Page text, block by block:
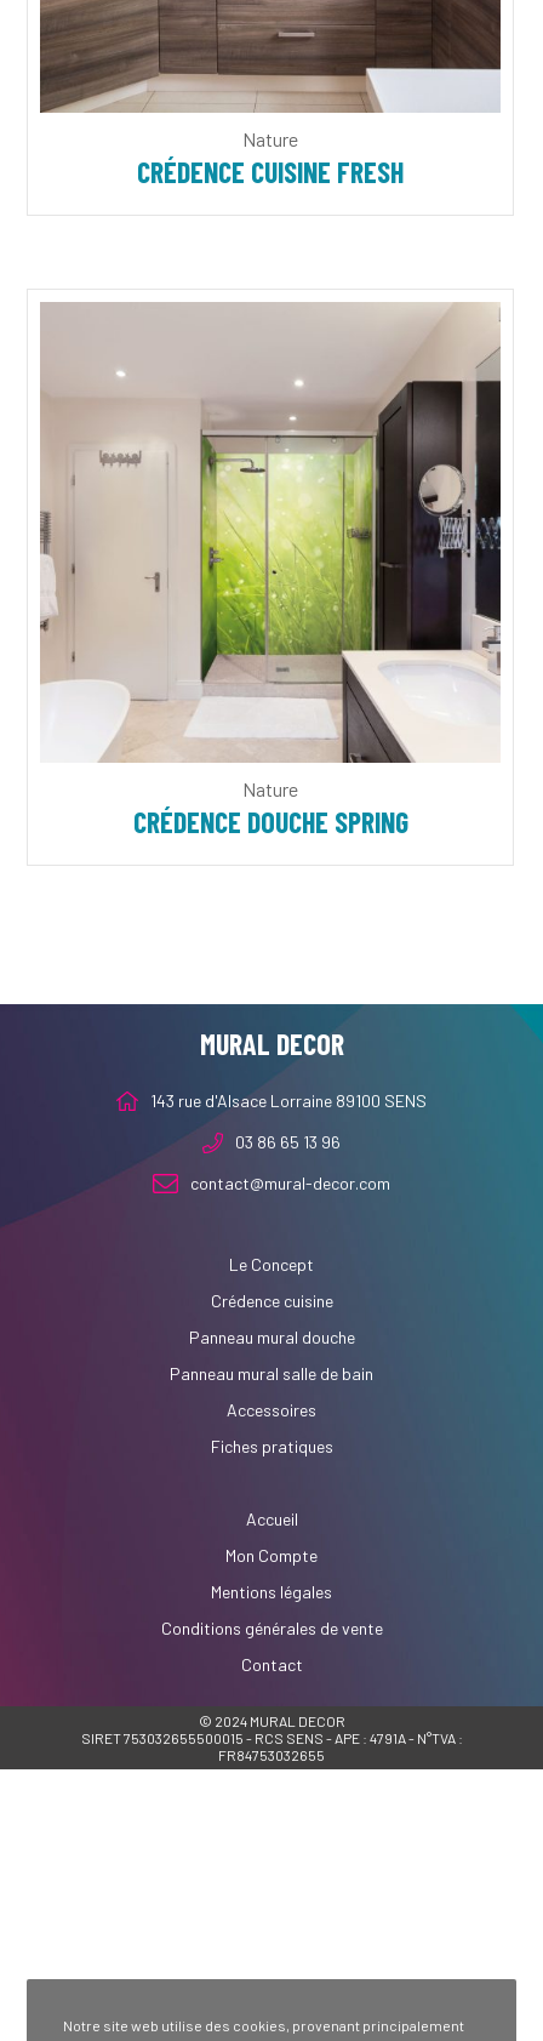
Nature
CRÉDENCE CUISINE FRESH
Nature
CRÉDENCE DOUCHE SPRING
MURAL DECOR
143 rue d'Alsace Lorraine 89100 SENS
03 86 65 13 96
contact@mural-decor.com
Le Concept
Crédence cuisine
Panneau mural douche
Panneau mural salle de bain
Accessoires
Fiches pratiques
Accueil
Mon Compte
Mentions légales
Conditions générales de vente
Contact
© 2024 MURAL DECOR
SIRET 753032655500015 - RCS SENS - APE : 4791A - N°TVA :
FR84753032655
Notre site web utilise des cookies, provenant principalement